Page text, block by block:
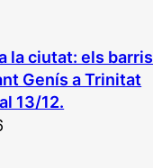
la ciutat: els barris
Genís a Trinitat
13/12.